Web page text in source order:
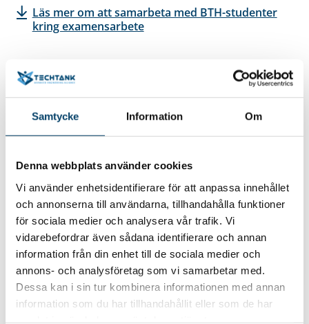
Samtycke Information Om
Denna webbplats använder cookies
Vi använder enhetsidentifierare för att anpassa innehållet
och annonserna till användarna, tillhandahålla funktioner
för sociala medier och analysera vår trafik. Vi
vidarebefordrar även sådana identifierare och annan
information från din enhet till de sociala medier och
annons- och analysföretag som vi samarbetar med.
Dessa kan i sin tur kombinera informationen med annan
information som du har tillhandahållit eller som de har
Läs mer om att samarbeta med BTH-studenter
kring examensarbete
Datum/tid
Ons 09 - Ons 09 September 2026
13:00 - 16:00
Blekinge Tekniska Högskola, Karlskrona
Hitta hit
Eventdetaljer
Anmäl dig nu